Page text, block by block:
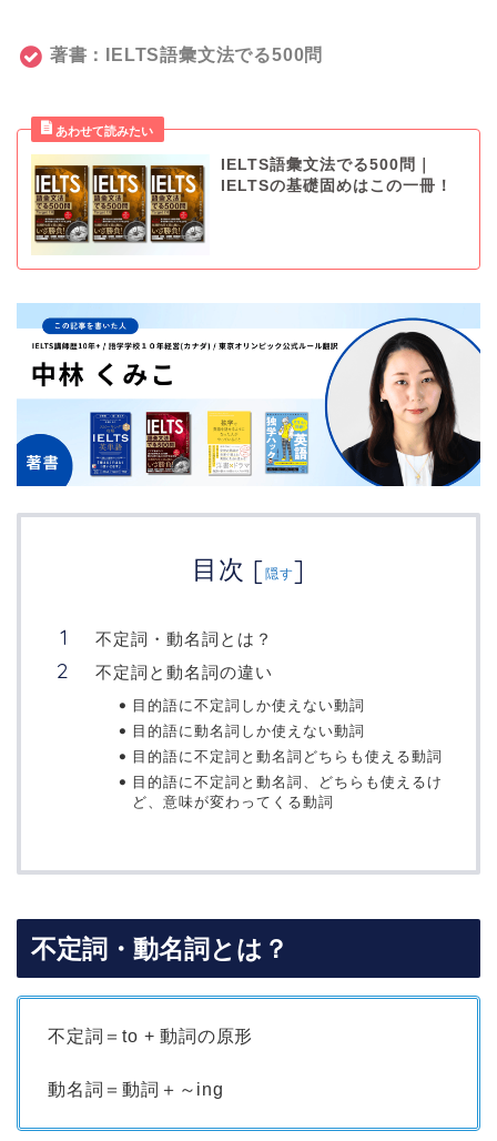
著書：IELTS語彙文法でる500問
IELTS語彙文法でる500問｜
IELTSの基礎固めはこの一冊！
目次 [隠す]
不定詞・動名詞とは？
不定詞と動名詞の違い
目的語に不定詞しか使えない動詞
目的語に動名詞しか使えない動詞
目的語に不定詞と動名詞どちらも使える動詞
目的語に不定詞と動名詞、どちらも使えるけ
ど、意味が変わってくる動詞
不定詞・動名詞とは？
不定詞＝to + 動詞の原形
動名詞＝動詞＋～ing